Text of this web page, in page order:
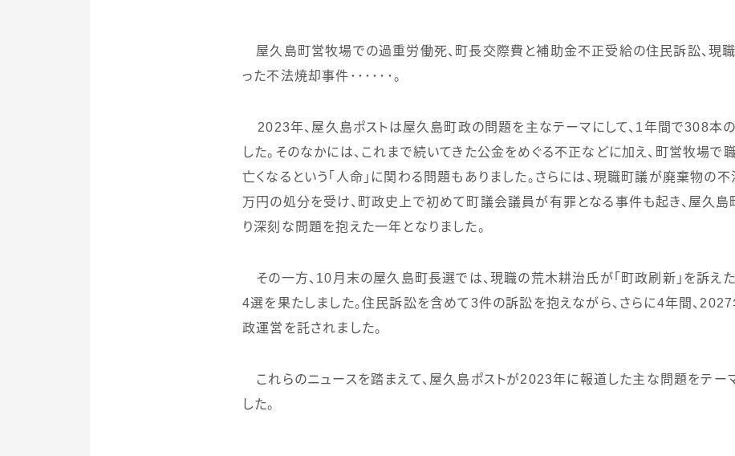
屋久島町営牧場での過重労働死、町長交際費と補助金不正受給の住民訴訟、現
った不法焼却事件･･････。
2023年、屋久島ポストは屋久島町政の問題を主なテーマにして、 1年間で308本
した。そのなかには、これまで続いてきた公金をめぐる不正などに加え、町営牧場で
亡くなるという「人命」に関わる問題もありました。さらには、現職町議が廃棄物の
万円の処分を受け、町政史上で初めて町議会議員が有罪となる事件も起き、屋久島
り深刻な問題を抱えた一年となりました。
その一方、 10月末の屋久島町長選では、現職の荒木耕治氏が「町政刷新」を訴え
4選を果たしました。住民訴訟を含めて 3件の訴訟を抱えながら、さらに4年間、2027
政運営を託されました。
これらのニュースを踏まえて、屋久島ポストが2023年に報道した主な問題をテー
した。